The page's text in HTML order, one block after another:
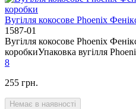
Вугілля кокосове Phoenix
1587-01
Вугілля кокосове Phoenix
коробкиУпаковка вугілля
8
255 грн.
Немає в наявності